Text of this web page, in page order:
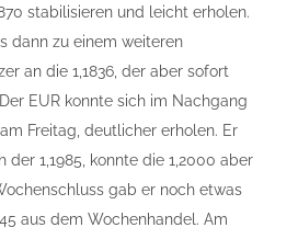
stabilisieren und leicht erholen.
dann zu einem weiteren
an die 1,1836, der aber sofort
EUR konnte sich im Nachgang
Freitag, deutlicher erholen. Er
der 1,1985, konnte die 1,2000 aber
gab er noch etwas
aus dem Wochenhandel. Am